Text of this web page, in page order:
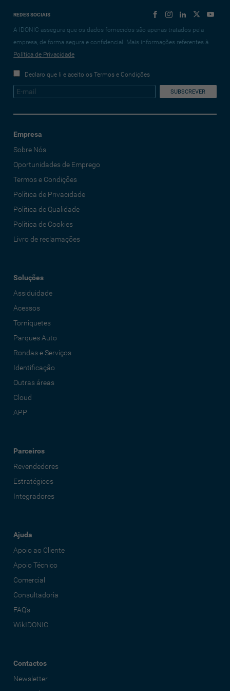
REDES SOCIAIS
A IDONIC assegura que os dados fornecidos são apenas tratados pela
empresa, de forma segura e confidencial. Mais informações referentes à
Política de Privacidade
Declaro que li e aceito os Termos e Condições
Empresa
Sobre Nós
Oportunidades de Emprego
Termos e Condições
Política de Privacidade
Política de Qualidade
Política de Cookies
Livro de reclamações
Soluções
Assiduidade
Acessos
Torniquetes
Parques Auto
Rondas e Serviços
Identificação
Outras áreas
Cloud
APP
Parceiros
Revendedores
Estratégicos
Integradores
Ajuda
Apoio ao Cliente
Apoio Técnico
Comercial
Consultadoria
FAQ's
WikIDONIC
Contactos
Newsletter